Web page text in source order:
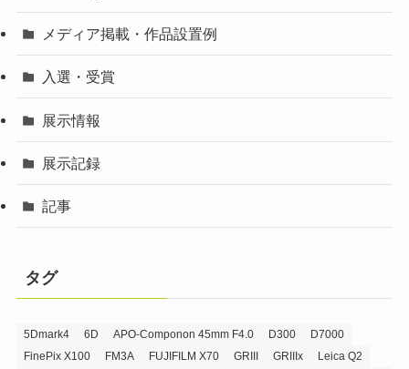
メディア掲載・作品設置例
入選・受賞
展示情報
展示記録
記事
タグ
5Dmark4 6D APO-Componon 45mm F4.0 D300
D7000
FinePix X100
FM3A FUJIFILM X70 GRIII GRIIIx
Leica Q2